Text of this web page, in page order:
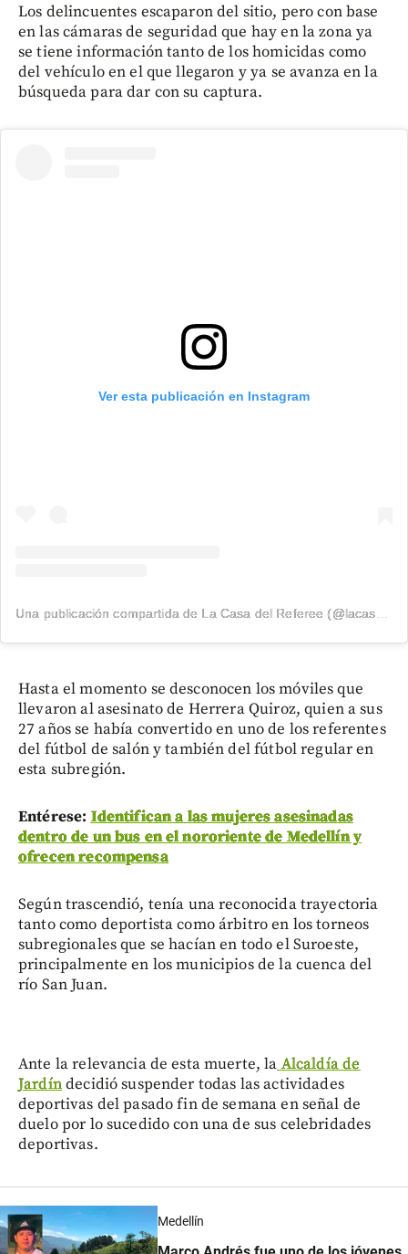
Los delincuentes escaparon del sitio, pero con base
en las cámaras de seguridad que hay en la zona ya
se tiene información tanto de los homicidas como
del vehículo en el que llegaron y ya se avanza en la
búsqueda para dar con su captura.
Ver esta publicación en Instagram
Una publicación compartida de La Casa del Referee (@lacasadelreferee)
Hasta el momento se desconocen los móviles que
llevaron al asesinato de Herrera Quiroz, quien a sus
27 años se había convertido en uno de los referentes
del fútbol de salón y también del fútbol regular en
esta subregión.
Entérese: Identifican a las mujeres asesinadas
dentro de un bus en el nororiente de Medellín y
ofrecen recompensa
Según trascendió, tenía una reconocida trayectoria
tanto como deportista como árbitro en los torneos
subregionales que se hacían en todo el Suroeste,
principalmente en los municipios de la cuenca del
río San Juan.
Ante la relevancia de esta muerte, la Alcaldía de
Jardíndecidió suspender todas las actividades
deportivas del pasado fin de semana en señal de
duelo por lo sucedido con una de sus celebridades
deportivas.
Medellín